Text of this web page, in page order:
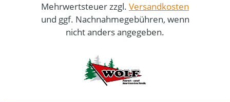
Mehrwertsteuer zzgl. Versandkosten
und ggf. Nachnahmegebühren, wenn
nicht anders angegeben.